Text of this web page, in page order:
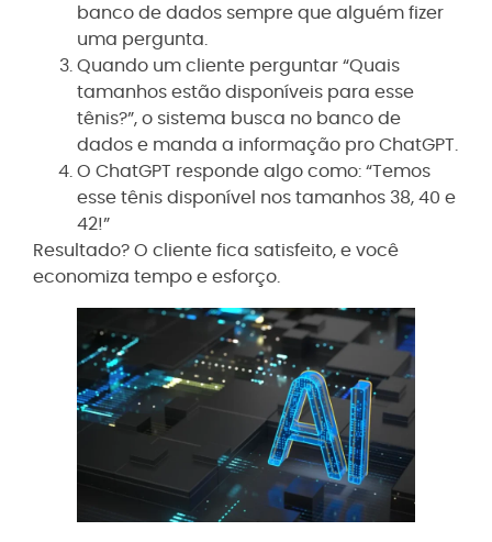
banco de dados sempre que alguém fizer
uma pergunta.
Quando um cliente perguntar “Quais
tamanhos estão disponíveis para esse
tênis?”, o sistema busca no banco de
dados e manda a informação pro ChatGPT.
O ChatGPT responde algo como: “Temos
esse tênis disponível nos tamanhos 38, 40 e
42!”
Resultado? O cliente fica satisfeito, e você
economiza tempo e esforço.